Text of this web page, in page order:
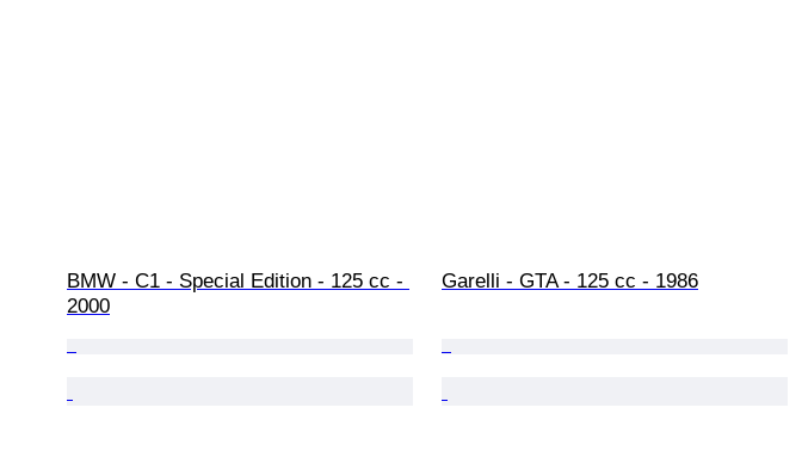
BMW - C1 - Special Edition - 125 cc -
2000
Garelli - GTA - 125 cc - 1986